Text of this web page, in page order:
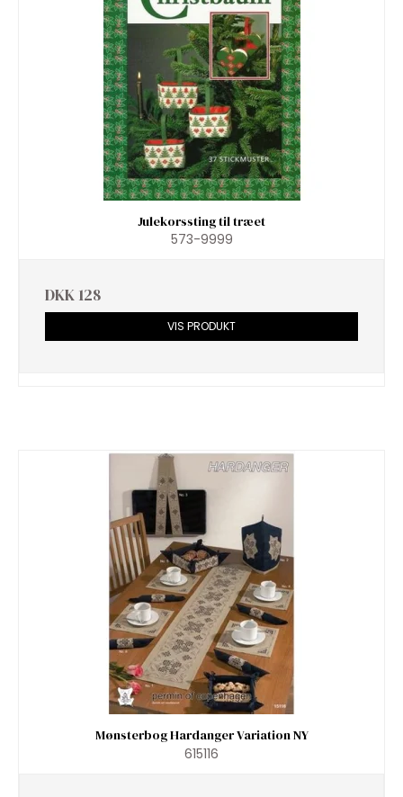
Julekorssting til træet
573-9999
DKK 128
VIS PRODUKT
Mønsterbog Hardanger Variation NY
615116